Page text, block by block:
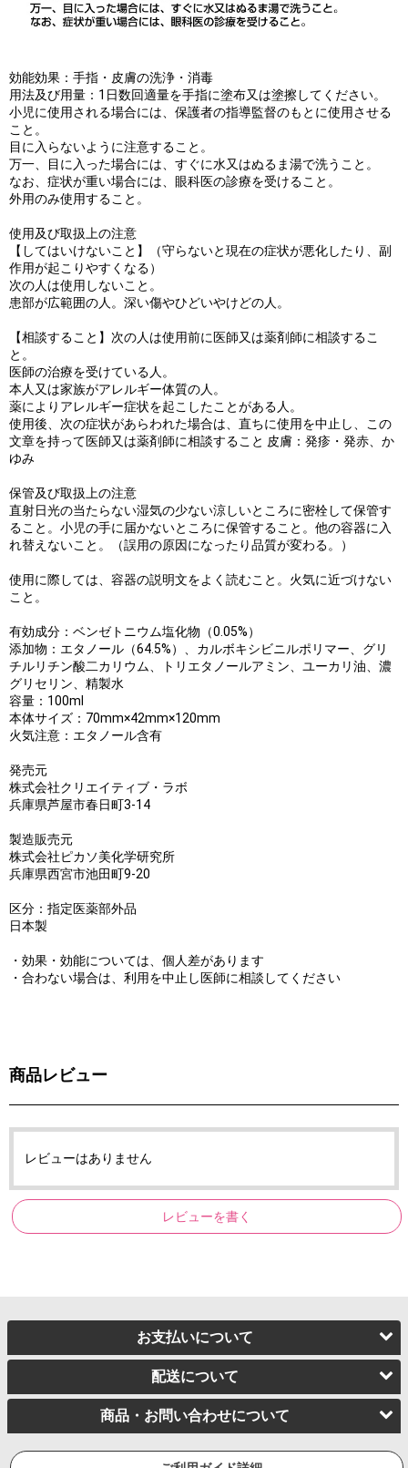
効能効果：手指・皮膚の洗浄・消毒
用法及び用量：1日数回適量を手指に塗布又は塗擦してください。
小児に使用される場合には、保護者の指導監督のもとに使用させる
こと。
目に入らないように注意すること。
万一、目に入った場合には、すぐに水又はぬるま湯で洗うこと。
なお、症状が重い場合には、眼科医の診療を受けること。
外用のみ使用すること。
使用及び取扱上の注意
【してはいけないこと】（守らないと現在の症状が悪化したり、副
作用が起こりやすくなる）
次の人は使用しないこと。
患部が広範囲の人。深い傷やひどいやけどの人。
【相談すること】次の人は使用前に医師又は薬剤師に相談するこ
と。
医師の治療を受けている人。
本人又は家族がアレルギー体質の人。
薬によりアレルギー症状を起こしたことがある人。
使用後、次の症状があらわれた場合は、直ちに使用を中止し、この
文章を持って医師又は薬剤師に相談すること 皮膚：発疹・発赤、か
ゆみ
保管及び取扱上の注意
直射日光の当たらない湿気の少ない涼しいところに密栓して保管す
ること。小児の手に届かないところに保管すること。他の容器に入
れ替えないこと。（誤用の原因になったり品質が変わる。）
使用に際しては、容器の説明文をよく読むこと。火気に近づけない
こと。
有効成分：ベンゼトニウム塩化物（0.05%）
添加物：エタノール（64.5%）、カルボキシビニルポリマー、グリ
チルリチン酸二カリウム、トリエタノールアミン、ユーカリ油、濃
グリセリン、精製水
容量：100ml
本体サイズ：70mm×42mm×120mm
火気注意：エタノール含有
発売元
株式会社クリエイティブ・ラボ
兵庫県芦屋市春日町3-14
製造販売元
株式会社ピカソ美化学研究所
兵庫県西宮市池田町9-20
区分：指定医薬部外品
日本製
・効果・効能については、個人差があります
・合わない場合は、利用を中止し医師に相談してください
商品レビュー
レビューはありません
レビューを書く
お支払いについて
配送について
商品・お問い合わせについて